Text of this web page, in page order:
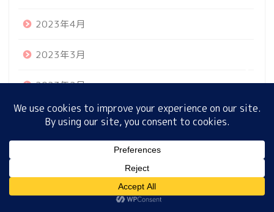
2023年4月
2023年3月
2023年2月
2023年1月
2022年11月
プロフィール サイトマップ